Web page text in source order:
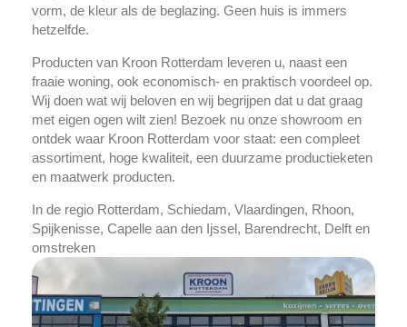
vorm, de kleur als de beglazing. Geen huis is immers
hetzelfde.
Producten van Kroon Rotterdam leveren u, naast een
fraaie woning, ook economisch- en praktisch voordeel op.
Wij doen wat wij beloven en wij begrijpen dat u dat graag
met eigen ogen wilt zien! Bezoek nu onze showroom en
ontdek waar Kroon Rotterdam voor staat: een compleet
assortiment, hoge kwaliteit, een duurzame productieketen
en maatwerk producten.
In de regio Rotterdam, Schiedam, Vlaardingen, Rhoon,
Spijkenisse, Capelle aan den Ijssel, Barendrecht, Delft en
omstreken